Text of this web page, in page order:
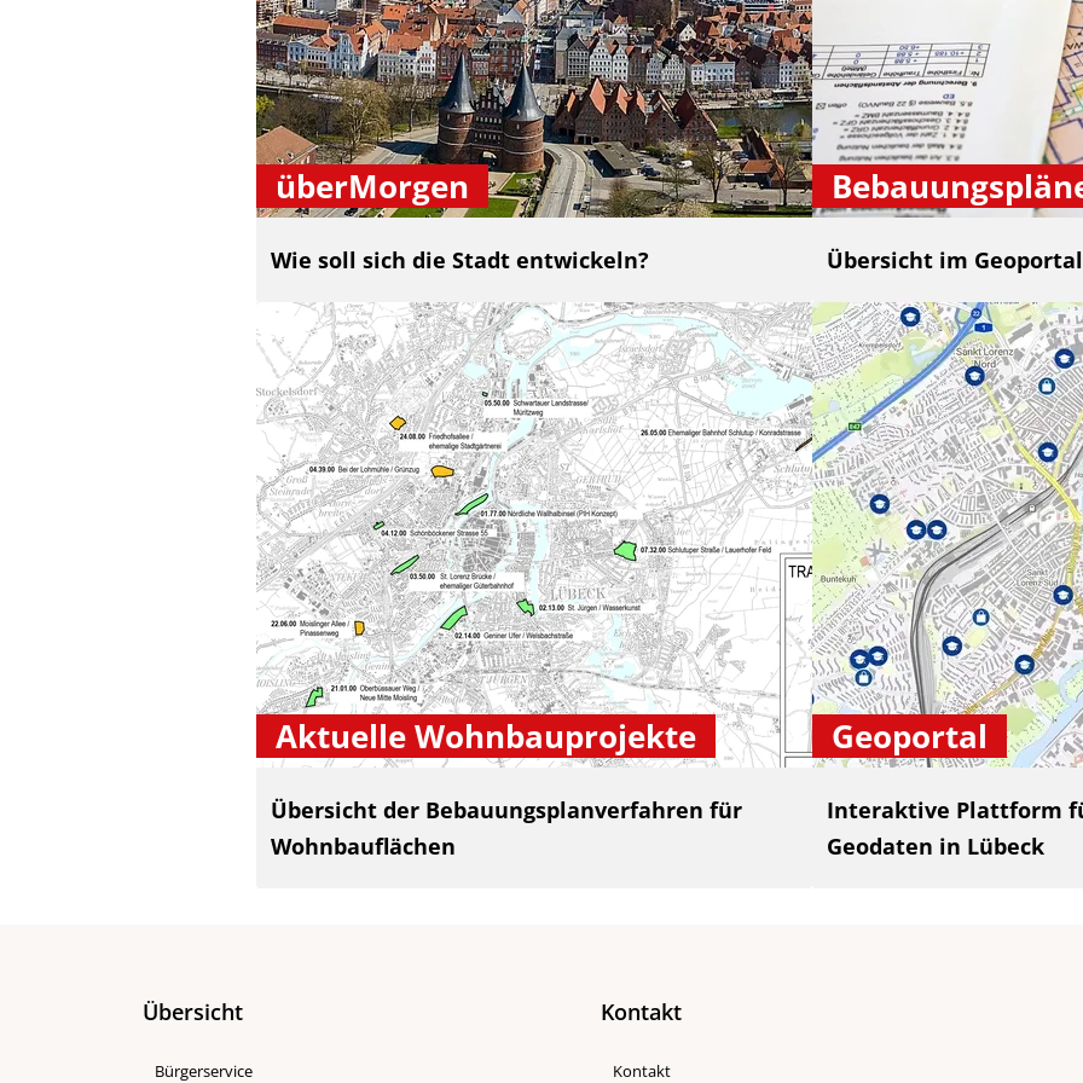
überMorgen
Wie soll sich die Stadt entwickeln? Übersicht im Geoportal
Aktuelle Wohnbauprojekte
Übersicht der Bebauungsplanverfahren für
Wohnbauflächen
Geoportal
Interaktive Plattform
Geodaten in Lübeck
Übersicht
Bürgerservice
Kontakt
Kontakt